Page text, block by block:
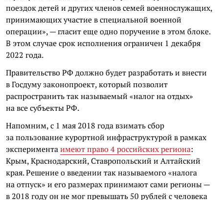
поездок детей и других членов семей военнослужащих,
принимающих участие в специальной военной
операции», — гласит еще одно поручение в этом блоке.
В этом случае срок исполнения ограничен 1 декабря
2022 года.
Правительство РФ должно будет разработать и внести
в Госдуму законопроект, который позволит
распространить так называемый «налог на отдых»
на все субъекты РФ.
Напомним, с 1 мая 2018 года взимать сбор
за пользование курортной инфраструктурой в рамках
экспериментаимеют право 4 российских региона:
Крым, Краснодарский, Ставропольский и Алтайский
края. Решение о введении так называемого «налога
на отпуск» и его размерах принимают сами регионы —
в 2018 году он не мог превышать 50 рублей с человека